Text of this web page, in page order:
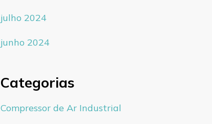
julho 2024
junho 2024
Categorias
Compressor de Ar Industrial